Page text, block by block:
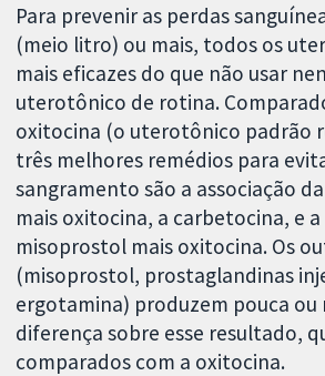
Para prevenir as perdas
(meio litro) ou mais, todos os
mais eficazes do que não usar
uterotônico de rotina.
oxitocina (o uterotônico padrão
três melhores remédios para
sangramento são a associação
mais oxitocina, a carbetocina, e
misoprostol mais oxitocina. Os
(misoprostol, prostaglandinas
ergotamina) produzem pouca ou
diferença sobre esse resultado,
comparados com a oxitocina.